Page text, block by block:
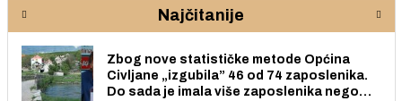
Najčitanije
Zbog nove statističke metode Općina
Civljane „izgubila” 46 od 74 zaposlenika.
Do sada je imala više zaposlenika nego